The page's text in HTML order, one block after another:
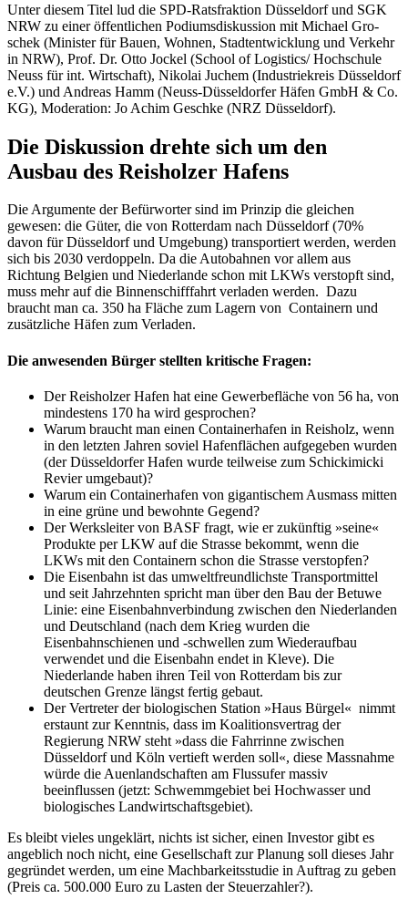
Un­ter die­sem Ti­tel lud die SPD-Rats­frak­ti­on Düs­sel­dorf und SGK
NRW zu ei­ner öf­fent­li­chen Po­di­ums­dis­kus­si­on mit Mi­cha­el Gro­
schek (Mi­nis­ter für Bau­en, Woh­nen, Stadt­ent­wick­lung und Ver­kehr
in NRW), Prof. Dr. Ot­to Jo­ckel (School of Lo­gis­tics/ Hoch­schu­le
Neuss für int. Wirt­schaft), Ni­ko­lai Ju­chem (In­dus­trie­kreis Düs­sel­dorf
e.V.) und An­dre­as Hamm (Neuss-Düs­sel­dor­fer Hä­fen GmbH & Co.
KG), Mo­dera­ti­on: Jo Achim Ge­schke (NRZ Düs­sel­dorf).
Die Diskussion drehte sich um den
Ausbau des Reisholzer Hafens
Die Argumente der Befürworter sind im Prinzip die gleichen
gewesen: die Güter, die von Rotterdam nach Düsseldorf (70%
davon für Düsseldorf und Umgebung) transportiert werden, werden
sich bis 2030 verdoppeln. Da die Autobahnen vor allem aus
Richtung Belgien und Niederlande schon mit LKWs verstopft sind,
muss mehr auf die Binnenschifffahrt verladen werden. Dazu
braucht man ca. 350 ha Fläche zum Lagern von Containern und
zusätzliche Häfen zum Verladen.
Die anwesenden Bürger stellten kritische Fragen:
Der Reisholzer Hafen hat eine Gewerbefläche von 56 ha, von
mindestens 170 ha wird gesprochen?
Warum braucht man einen Containerhafen in Reisholz, wenn
in den letzten Jahren soviel Hafenflächen aufgegeben wurden
(der Düsseldorfer Hafen wurde teilweise zum Schickimicki
Revier umgebaut)?
Warum ein Containerhafen von gigantischem Ausmass mitten
in eine grüne und bewohnte Gegend?
Der Werksleiter von BASF fragt, wie er zukünftig »seine«
Produkte per LKW auf die Strasse bekommt, wenn die
LKWs mit den Containern schon die Strasse verstopfen?
Die Eisenbahn ist das umweltfreundlichste Transportmittel
und seit Jahrzehnten spricht man über den Bau der Betuwe
Linie: eine Eisenbahnverbindung zwischen den Niederlanden
und Deutschland (nach dem Krieg wurden die
Eisenbahnschienen und -schwellen zum Wiederaufbau
verwendet und die Eisenbahn endet in Kleve). Die
Niederlande haben ihren Teil von Rotterdam bis zur
deutschen Grenze längst fertig gebaut.
Der Vertreter der biologischen Station »Haus Bürgel« nimmt
erstaunt zur Kenntnis, dass im Koalitionsvertrag der
Regierung NRW steht »dass die Fahrrinne zwischen
Düsseldorf und Köln vertieft werden soll«, diese Massnahme
würde die Auenlandschaften am Flussufer massiv
beeinflussen (jetzt: Schwemmgebiet bei Hochwasser und
biologisches Landwirtschaftsgebiet).
Es bleibt vieles ungeklärt, nichts ist sicher, einen Investor gibt es
angeblich noch nicht, eine Gesellschaft zur Planung soll dieses Jahr
gegründet werden, um eine Machbarkeitsstudie in Auftrag zu geben
(Preis ca. 500.000 Euro zu Lasten der Steuerzahler?).